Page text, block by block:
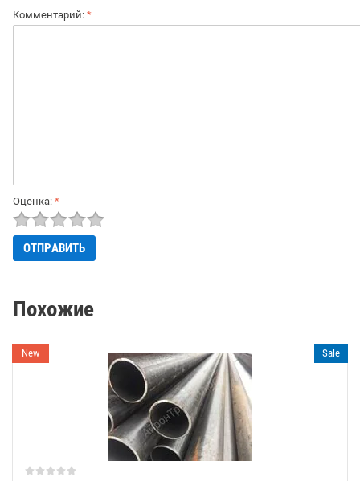
Комментарий: *
Оценка: *
Похожие
New Sale